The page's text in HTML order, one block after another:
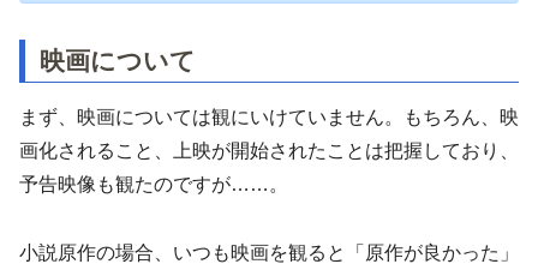
映画について
まず、映画については観にいけていません。もちろん、映
画化されること、上映が開始されたことは把握しており、
予告映像も観たのですが……。
小説原作の場合、いつも映画を観ると「原作が良かった」